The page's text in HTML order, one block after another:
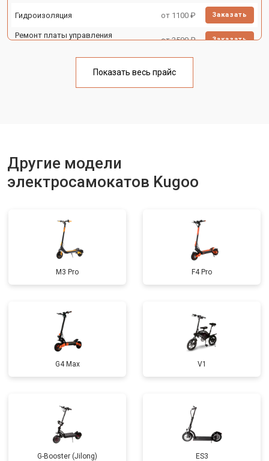
Гидроизоляция от 1100 ₽ Заказать
Ремонт платы управления
от 2500 ₽ Заказать
Замена аккумулятора от 1000 ₽
Показать весь прайс
Другие модели
электросамокатов Kugoo
M3 Pro F4 Pro
G4 Max V1
G-Booster (Jilong) ES3